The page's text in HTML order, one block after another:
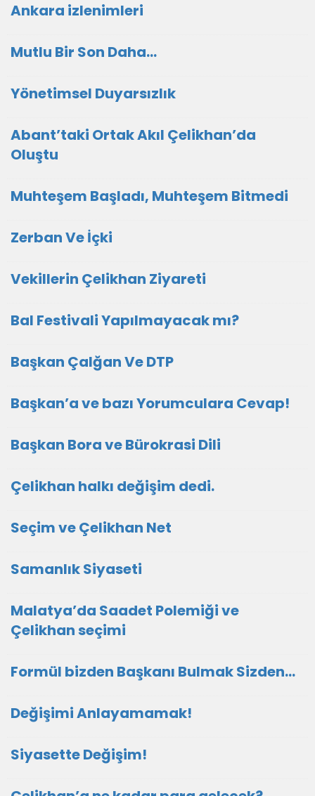
Ankara izlenimleri
Mutlu Bir Son Daha…
Yönetimsel Duyarsızlık
Abant’taki Ortak Akıl Çelikhan’da
Oluştu
Muhteşem Başladı, Muhteşem Bitmedi
Zerban Ve İçki
Vekillerin Çelikhan Ziyareti
Bal Festivali Yapılmayacak mı?
Başkan Çalğan Ve DTP
Başkan’a ve bazı Yorumculara Cevap!
Başkan Bora ve Bürokrasi Dili
Çelikhan halkı değişim dedi.
Seçim ve Çelikhan Net
Samanlık Siyaseti
Malatya’da Saadet Polemiği ve
Çelikhan seçimi
Formül bizden Başkanı Bulmak Sizden…
Değişimi Anlayamamak!
Siyasette Değişim!